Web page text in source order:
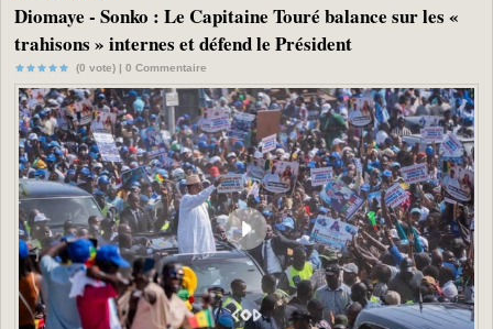
Diomaye - Sonko : Le Capitaine Touré balance sur les «
trahisons » internes et défend le Président
(0 vote) | 0 Commentaire